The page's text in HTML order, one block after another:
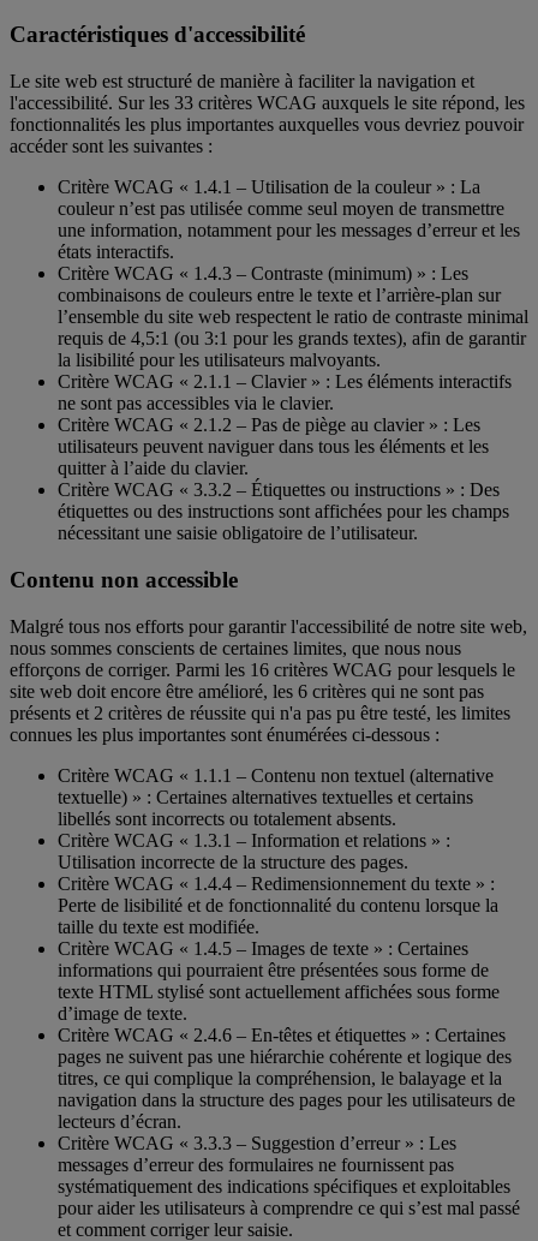
Caractéristiques d'accessibilité
Le site web est structuré de manière à faciliter la navigation et
l'accessibilité. Sur les 33 critères WCAG auxquels le site répond, les
fonctionnalités les plus importantes auxquelles vous devriez pouvoir
accéder sont les suivantes :
Critère WCAG « 1.4.1 – Utilisation de la couleur » : La
couleur n’est pas utilisée comme seul moyen de transmettre
une information, notamment pour les messages d’erreur et les
états interactifs.
Critère WCAG « 1.4.3 – Contraste (minimum) » : Les
combinaisons de couleurs entre le texte et l’arrière-plan sur
l’ensemble du site web respectent le ratio de contraste minimal
requis de 4,5:1 (ou 3:1 pour les grands textes), afin de garantir
la lisibilité pour les utilisateurs malvoyants.
Critère WCAG « 2.1.1 – Clavier » : Les éléments interactifs
ne sont pas accessibles via le clavier.
Critère WCAG « 2.1.2 – Pas de piège au clavier » : Les
utilisateurs peuvent naviguer dans tous les éléments et les
quitter à l’aide du clavier.
Critère WCAG « 3.3.2 – Étiquettes ou instructions » : Des
étiquettes ou des instructions sont affichées pour les champs
nécessitant une saisie obligatoire de l’utilisateur.
Contenu non accessible
Malgré tous nos efforts pour garantir l'accessibilité de notre site web,
nous sommes conscients de certaines limites, que nous nous
efforçons de corriger. Parmi les 16 critères WCAG pour lesquels le
site web doit encore être amélioré, les 6 critères qui ne sont pas
présents et 2 critères de réussite qui n'a pas pu être testé, les limites
connues les plus importantes sont énumérées ci-dessous :
Critère WCAG « 1.1.1 – Contenu non textuel (alternative
textuelle) » : Certaines alternatives textuelles et certains
libellés sont incorrects ou totalement absents.
Critère WCAG « 1.3.1 – Information et relations » :
Utilisation incorrecte de la structure des pages.
Critère WCAG « 1.4.4 – Redimensionnement du texte » :
Perte de lisibilité et de fonctionnalité du contenu lorsque la
taille du texte est modifiée.
Critère WCAG « 1.4.5 – Images de texte » : Certaines
informations qui pourraient être présentées sous forme de
texte HTML stylisé sont actuellement affichées sous forme
d’image de texte.
Critère WCAG « 2.4.6 – En-têtes et étiquettes » : Certaines
pages ne suivent pas une hiérarchie cohérente et logique des
titres, ce qui complique la compréhension, le balayage et la
navigation dans la structure des pages pour les utilisateurs de
lecteurs d’écran.
Critère WCAG « 3.3.3 – Suggestion d’erreur » : Les
messages d’erreur des formulaires ne fournissent pas
systématiquement des indications spécifiques et exploitables
pour aider les utilisateurs à comprendre ce qui s’est mal passé
et comment corriger leur saisie.